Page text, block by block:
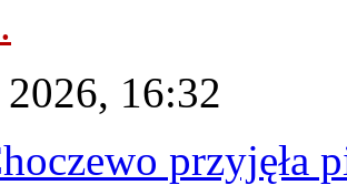
16:32
przyjęła